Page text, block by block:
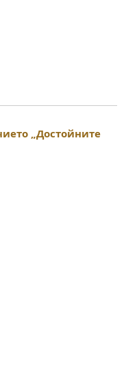
„Достойните